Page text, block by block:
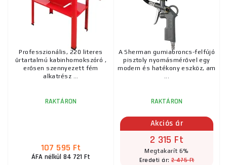
Professzionális, 220 literes
űrtartalmú kabinhomokszóró ,
erősen szennyezett fém
alkatrész ...
RAKTÁRON
107 595 Ft
ÁFA nélkül 84 721 Ft
A Sherman gumiabroncs-felfújó
pisztoly nyomásmérővel egy
modern és hatékony eszköz, am
...
RAKTÁRON
Akciós ár
2 315 Ft
Megtakarít 6%
Eredeti ár:2 475 Ft